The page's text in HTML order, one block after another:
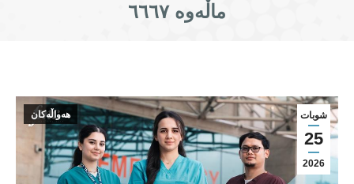
ماڵەوە ٦٦٦٧
شوبات
25
2026
هەواڵەکان